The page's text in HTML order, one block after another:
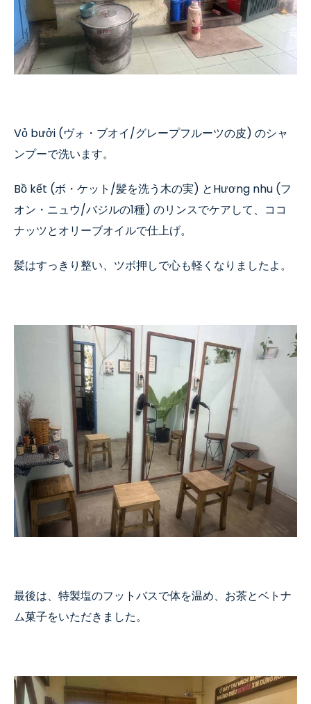
Vỏ bưởi (ヴォ・ブオイ/グレープフルーツの皮) のシャ
ンプーで洗います。
Bồ kết (ボ・ケット /髪を洗う木の実) とHương nhu (フ
オン・ニュウ/バジルの1種) のリンスでケアして、ココ
ナッツとオリーブオイルで仕上げ。
髪はすっきり整い、ツボ押しで心も軽くなりましたよ。
最後は、特製塩のフットバスで体を温め、お茶とベトナ
ム菓子をいただきました。